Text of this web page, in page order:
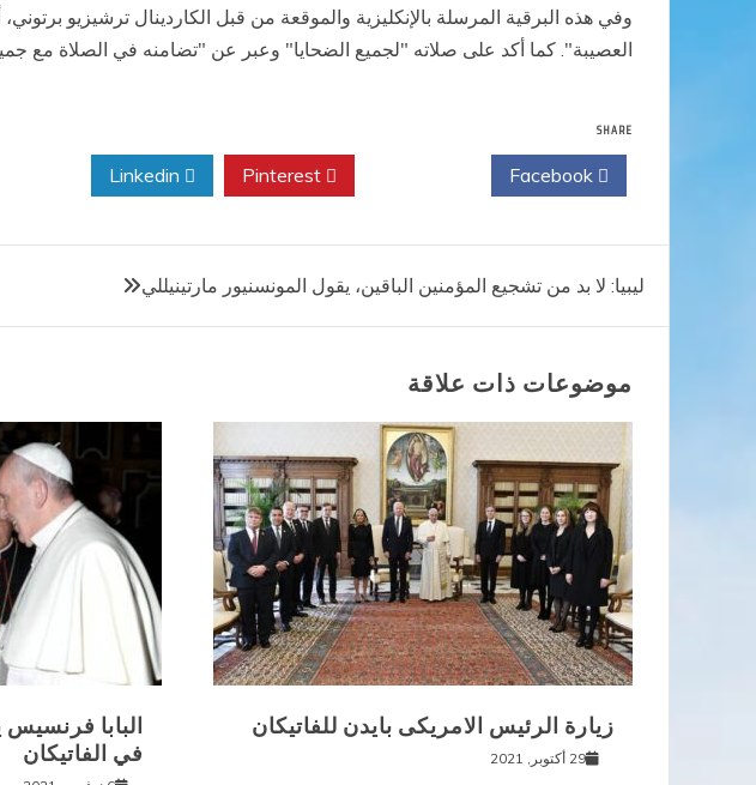
وفي هذه البرقية المرسلة بالإنكليزية والموقعة من قبل الكاردينال ترشيزيو
العصيبة". كما أكد على صلاته "لجميع الضحايا" وعبر عن "تضامنه في الصلاة مع
SHARE
تصفّح
المقالات
ليبيا: لا بد من تشجيع المؤمنين الباقين، يقول المونسنيور مارتينيللي
موضوعات ذات علاقة
البابا
في الفاتيكان
زيارة الرئيس الامريكى بايدن للفاتيكان
29 أكتوبر, 2021